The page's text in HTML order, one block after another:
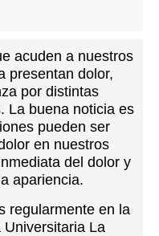
acuden a nuestros
presentan dolor,
por distintas
La buena noticia es
pueden ser
en nuestros
del dolor y
apariencia.
regularmente en la
La